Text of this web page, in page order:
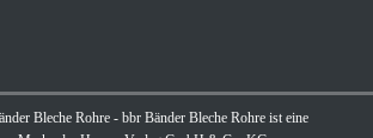
Bleche Rohre - bbr Bänder Bleche Rohre ist eine